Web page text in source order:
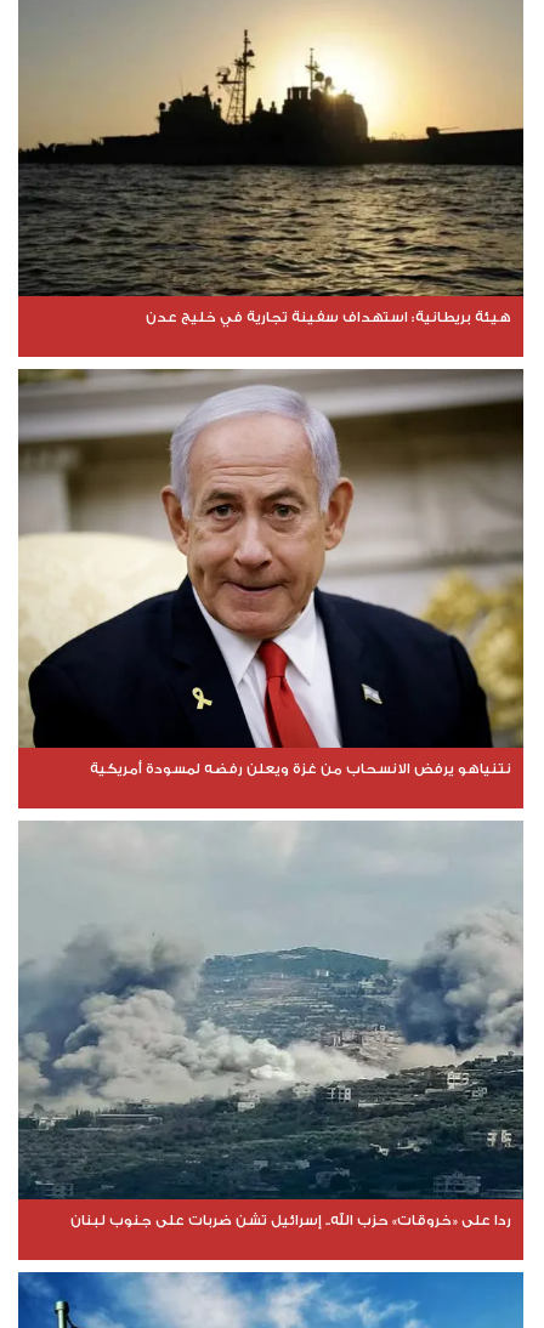
هيئة بريطانية: استهداف سفينة تجارية في خليج عدن
نتنياهو يرفض الانسحاب من غزة ويعلن رفضه لمسودة أمريكية
ردا على «خروقات» حزب الله.. إسرائيل تشن ضربات على جنوب لبنان